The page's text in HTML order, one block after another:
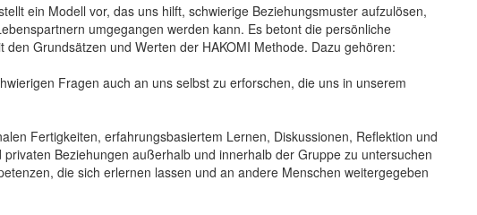
ein Modell vor, das uns hilft, schwierige Beziehungsmuster aufzulösen,
umgegangen werden kann. Es betont die persönliche
Grundsätzen und Werten der HAKOMI Methode. Dazu gehören:
Fragen auch an uns selbst zu erforschen, die uns in unserem
Fertigkeiten, erfahrungsbasiertem Lernen, Diskussionen, Reflektion und
Beziehungen außerhalb und innerhalb der Gruppe zu untersuchen
die sich erlernen lassen und an andere Menschen weitergegeben